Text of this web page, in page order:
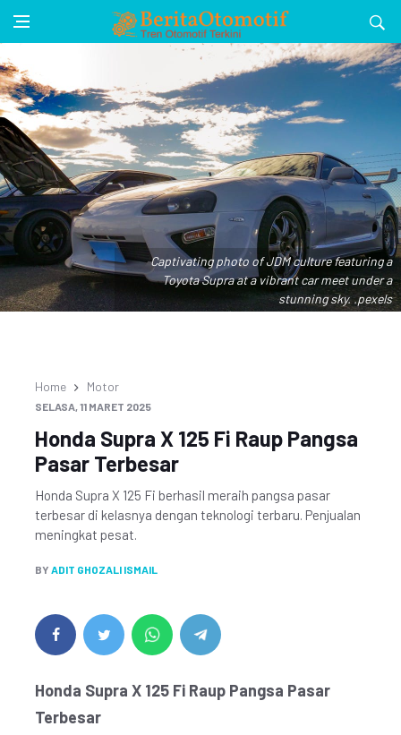
Captivating photo of JDM culture featuring a
Toyota Supra at a vibrant car meet under a
stunning sky. .pexels
Home Motor
SELASA, 11 MARET 2025
Honda Supra X 125 Fi Raup Pangsa
Pasar Terbesar
Honda Supra X 125 Fi berhasil meraih pangsa pasar
terbesar di kelasnya dengan teknologi terbaru. Penjualan
meningkat pesat.
BY ADIT GHOZALI ISMAIL
Honda Supra X 125 Fi Raup Pangsa Pasar
Terbesar